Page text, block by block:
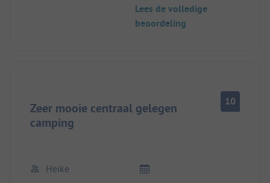
Lees de volledige
beoordeling
Zeer mooie centraal gelegen
camping
10
Heike